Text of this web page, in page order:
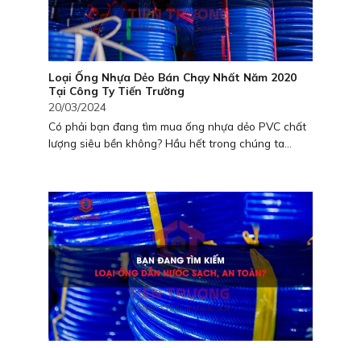
Loại Ống Nhựa Dẻo Bán Chạy Nhất Năm 2020
Tại Công Ty Tiến Trường
20/03/2024
Có phải bạn đang tìm mua ống nhựa dẻo PVC chất
lượng siêu bền không? Hầu hết trong chúng ta...